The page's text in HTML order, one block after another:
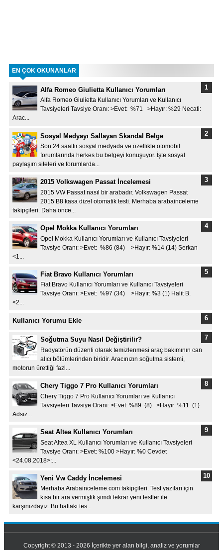
EN ÇOK OKUNANLAR
Alfa Romeo Giulietta Kullanıcı Yorumları
Alfa Romeo Giulietta Kullanıcı Yorumları ve Kullanıcı
Tavsiyeleri Tavsiye Oranı: >Evet: %71 >Hayır: %29 Necati:
Arac...
Sosyal Medyayı Sallayan Skandal Belge
Son 24 saattir sosyal medyada ve özellikle otomobil
forumlarında herkes bu belgeyi konuşuyor. İşte sosyal
paylaşım siteleri ve forumlarda...
2015 Volkswagen Passat İncelemesi
2015 VW Passat nasıl bir arabadır. Volkswagen Passat
2015 B8 kasa dizel otomatik testi. Merhaba arabainceleme
takipçileri. Daha önce...
Opel Mokka Kullanıcı Yorumları
Opel Mokka Kullanıcı Yorumları ve Kullanıcı Tavsiyeleri
Tavsiye Oranı: >Evet: %86 (84) >Hayır: %14 (14) Serkan
<1...
Fiat Bravo Kullanıcı Yorumları
Fiat Bravo Kullanıcı Yorumları ve Kullanıcı Tavsiyeleri
Tavsiye Oranı: >Evet: %97 (34) >Hayır: %3 (1) Halit B.
<2...
Kullanıcı Yorumu Ekle
Soğutma Suyu Nasıl Değiştirilir?
Radyatörün düzenli olarak temizlenmesi araç bakımının can
alıcı bölümlerinden biridir. Aracınızın soğutma sistemi,
motorun ürettiği fazl...
Chery Tiggo 7 Pro Kullanıcı Yorumları
Chery Tiggo 7 Pro Kullanıcı Yorumları ve Kullanıcı
Tavsiyeleri Tavsiye Oranı: >Evet: %89 (8) >Hayır: %11 (1)
Adsız...
Seat Altea Kullanıcı Yorumları
Seat Altea XL Kullanıcı Yorumları ve Kullanıcı Tavsiyeleri
Tavsiye Oranı: >Evet: %100 >Hayır: %0 Cevdet
<24.08.2018>:...
Yeni Vw Caddy İncelemesi
Merhaba Arabainceleme.com takipçileri. Test yazıları için
kısa bir ara vermiştik şimdi tekrar yeni testler ile
karşınızdayız. Bu haftaki tes...
Copyright © 2013 - 2026 İçerikte yer alan bilgi, analiz ve yorumlar